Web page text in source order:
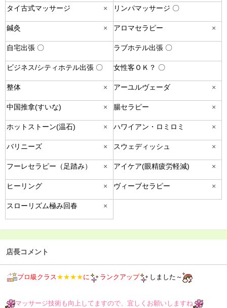
タイ古式マッサージ × リンパマッサージ 〇
鍼灸 × アロマセラピー ×
自宅出張 〇 ラブホテル出張 〇
ビジネス/シティホテル出張 〇 女性客ＯＫ？ 〇
整体 × アーユルヴェーダ ×
中国推拿(すいな) × 腸セラピー ×
ホットストーン(温石) × ハワイアン・ロミロミ ×
バリニーズ × スウェディッシュ ×
フーレセラピー（足踏み） × アイケア(眼精疲労軽減) ×
ヒーリング × ヴィーブセラピー ×
スローリズム極み回春 ×
店長コメント
プロ級クラス★★★★に ランクアップ しました～
マッサージ技術も向上してますので、宜しくお願いしますね